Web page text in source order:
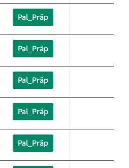
Pal_Präp
Pal_Präp
Pal_Präp
Pal_Präp
Pal_Präp